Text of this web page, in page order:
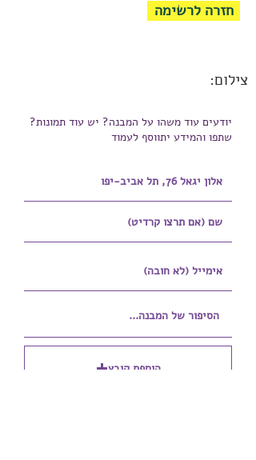
חזרה לרשימה
צילום:
יודעים עוד משהו על המבנה? יש עוד תמונות?
שתפו והמידע יתווסף לעמוד
הוספת קובץ